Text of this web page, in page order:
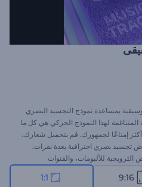
بمساعدة نموذج التجسيد البصري
المتناغمة لهذا النموذج الحركي هي كل ما
إمتاعًا لجمهورك. قم بتحميل شعارك،
تجسيد بصري احترافية بعدة نقرات.
الترويجية للألبومات، والقنوات
جمهورك بتجسيد بصري رائع للموسيقى.
9:16
1:1